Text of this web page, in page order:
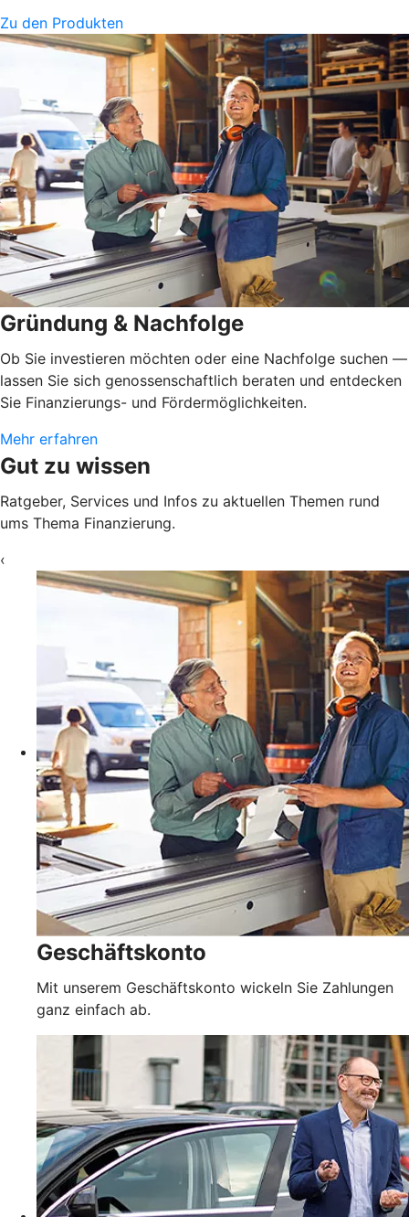
Zu den Produkten
Gründung & Nachfolge
Ob Sie investieren möchten oder eine Nachfolge suchen —
lassen Sie sich genossenschaftlich beraten und entdecken
Sie Finanzierungs- und Fördermöglichkeiten.
Mehr erfahren
Gut zu wissen
Ratgeber, Services und Infos zu aktuellen Themen rund
ums Thema Finanzierung.
‹
Geschäftskonto
Mit unserem Geschäftskonto wickeln Sie Zahlungen
ganz einfach ab.